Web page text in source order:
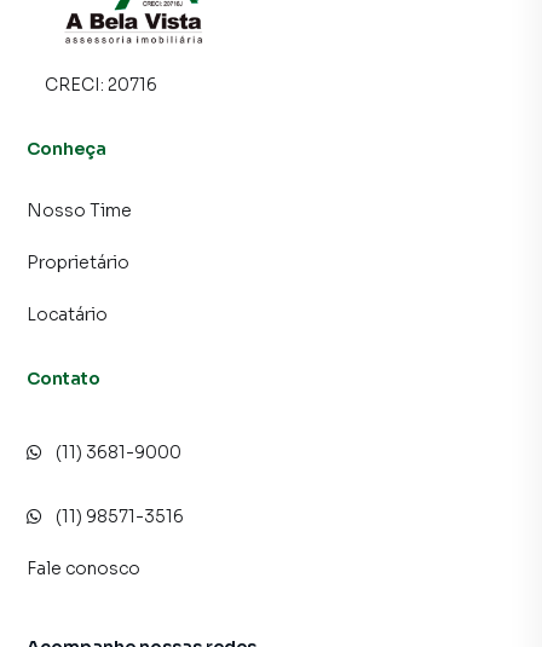
CRECI: 20716
Conheça
Nosso Time
Proprietário
Locatário
Contato
(11) 3681-9000
(11) 98571-3516
Fale conosco